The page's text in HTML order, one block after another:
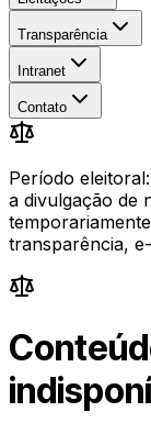
Transparência
Intranet
Contato
Período
a divulgação de
transparência,